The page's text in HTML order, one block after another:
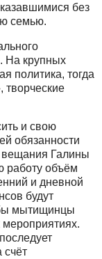
без
семью.
На крупных
политика, тогда
творческие
и свою
обязанности
вещания Галины
работу объём
и дневной
будут
мытищинцы
мероприятиях.
счёт